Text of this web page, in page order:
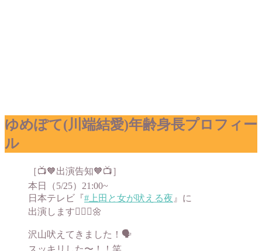
ゆめぽて(川端結愛)年齢身長プロフィー
ル
［📺🧡出演告知🧡📺］
本日（5/25）21:00~
日本テレビ『#上田と女が吠える夜 』に
出演します👱🏻‍♀️🌼
沢山吠えてきました！🗣
スッキリした〜！！笑